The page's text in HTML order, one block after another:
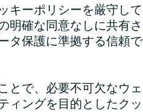
キーポリシーを厳守して
明確な同意なしに共有さ
タ保護に準拠する信頼で
とで、必要不可欠なウェ
ィングを目的としたクッ